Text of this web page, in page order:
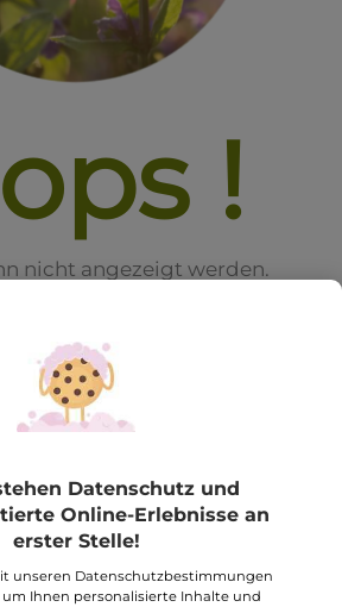
!
nicht angezeigt werden.
mehr.
Datenschutz und
Online-Erlebnisse an
erster Stelle!
unseren Datenschutzbestimmungen
um Ihnen personalisierte Inhalte und